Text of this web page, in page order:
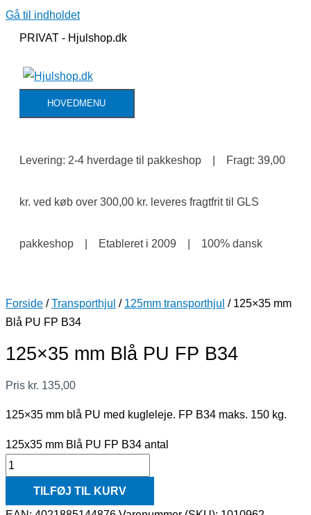
Gå til indholdet
PRIVAT - Hjulshop.dk
HOVEDMENU
Levering: 2-4 hverdage til pakkeshop | Fragt: 39,00
kr. ved køb over 300,00 kr. leveres fragtfrit til GLS
pakkeshop | Etableret i 2009 | 100% dansk
Forside /Transporthjul / 125mm transporthjul / 125×35 mm
Blå PU FP B34
125×35 mm Blå PU FP B34
Pris kr. 135,00
125×35 mm blå PU med kugleleje. FP B34 maks. 150 kg.
125x35 mm Blå PU FP B34 antal
TILFØJ TIL KURV